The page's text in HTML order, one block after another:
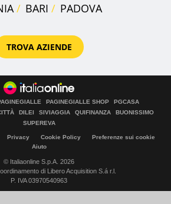
BARI PADOVA
TROVA AZIENDE
PAGINEGIALLE SHOP
PGCASA
DILEI SIVIAGGIA QUIFINANZA
BUONISSIMO
SUPEREVA
Privacy Cookie Policy
Preferenze sui cookie
Aiuto
© Italiaonline S.p.A. 2026
di Libero Acquisition S.á r.l.
P. IVA 03970540963